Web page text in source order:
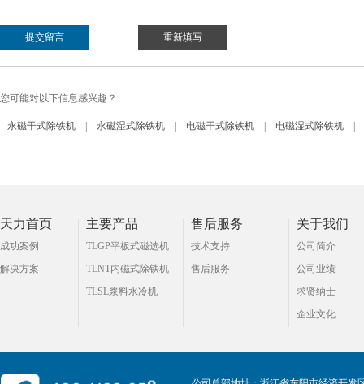
您可能对以下信息感兴趣？
永磁干式除铁机 永磁湿式除铁机 电磁干式除铁机 电磁湿式除铁机
天力首页
成功案例
解决方案
主要产品
TLGP平板式磁选机
TLNT内磁式除铁机
TLSL浆料水冷机
售后服务
技术支持
售后服务
关于我们
公司简介
公司业绩
求贤纳士
企业文化